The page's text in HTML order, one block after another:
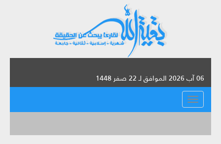
06 آب 2026 الموافق لـ 22 صفر 1448
القائمة